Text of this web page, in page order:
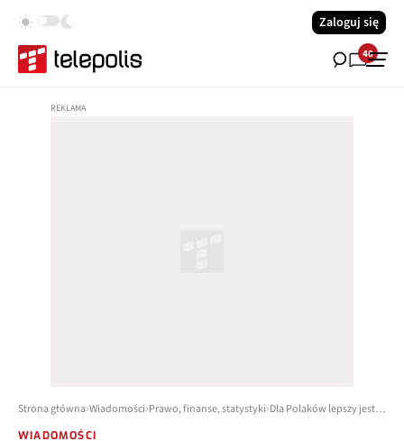
Zaloguj się
40
Strona główna Wiadomości Prawo, finanse, statystyki Dla Polaków lepszy jest telefon niż dłoń ukochanej osoby. T-Mobile twierdzi, że może tu pomóc inteligentna bielizna
WIADOMOŚCI